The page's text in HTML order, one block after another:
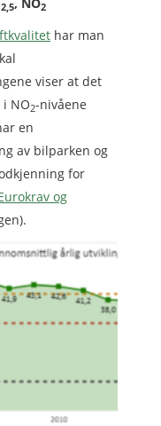
2,5 2
har man
viser at det
NO2-nivåene
en
av bilparken og
for
og